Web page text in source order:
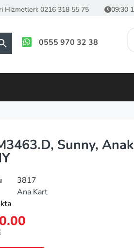
Hizmetleri: 0216 318 55 75 09:30
0555 970 32 38
Sunny,
3817
Ana Kart